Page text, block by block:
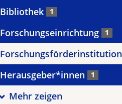
Bibliothek 1
Forschungseinrichtung 1
Forschungsförderinstitution
Herausgeber*innen 1
Mehr zeigen